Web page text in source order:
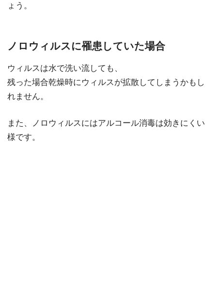
ょう。
ノロウィルスに罹患していた場合
ウィルスは水で洗い流しても、
残った場合乾燥時にウィルスが拡散してしまうかもし
れません。
また、ノロウィルスにはアルコール消毒は効きにくい
様です。